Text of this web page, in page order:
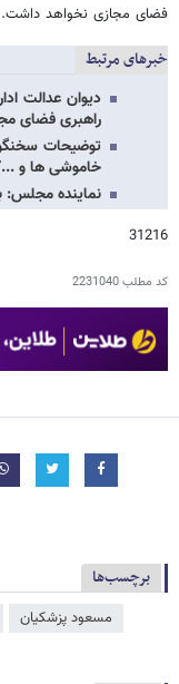
فضای مجازی نخواهد داشت.
خبرهای مرتبط
دیوان عدالت
راهبری فضای
توضیحات
خاموشی ها و
نماینده مجلس:
31216
کد مطلب2231040
برچسب‌ها
مسعود پزشکیان